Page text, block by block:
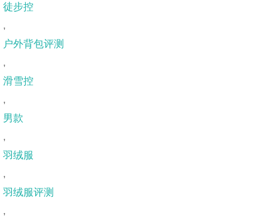
徒步控
,
户外背包评测
,
滑雪控
,
男款
,
羽绒服
,
羽绒服评测
,